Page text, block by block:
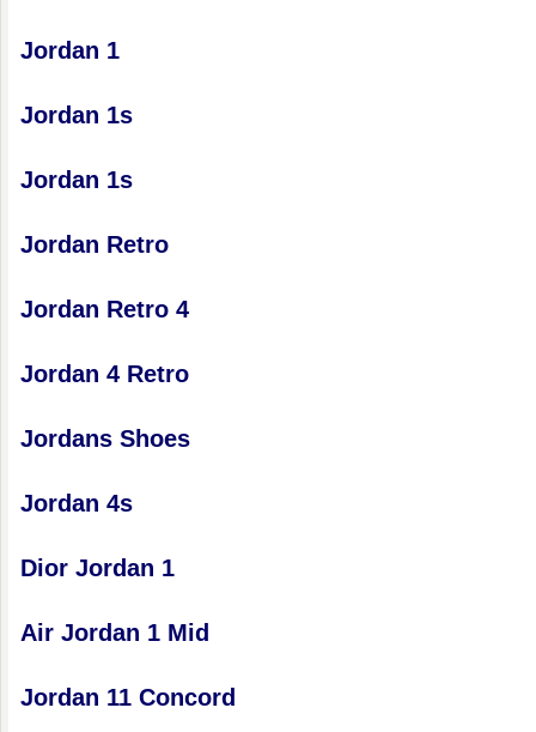
Jordan 1
Jordan 1s
Jordan 1s
Jordan Retro
Jordan Retro 4
Jordan 4 Retro
Jordans Shoes
Jordan 4s
Dior Jordan 1
Air Jordan 1 Mid
Jordan 11 Concord